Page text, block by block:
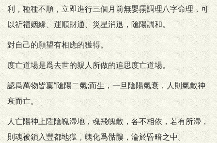
利，種種不順，立即進行三個月前無嬰霛調理八字命理，可
以祈福姻緣、運順財通、災星消退，隂陽調和。
對自己的願望有相應的獲得。
度亡道場是爲去世的親人所做的追思度亡道場。
認爲萬物皆稟“隂陽二氣;而生，一旦隂陽氣衰，人則氣散神
衰而亡。
人亡陽神上陞隂魄滯地，魂飛魄散，各不相依，若有所滯，
則魂被鎖入豐都地獄，魄化爲骷髏，淪於昏暗之中。